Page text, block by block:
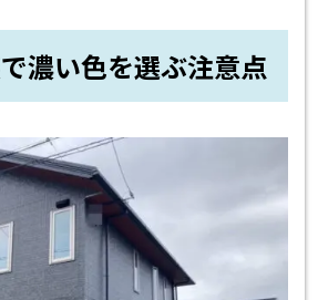
濃い色を選ぶ注意点